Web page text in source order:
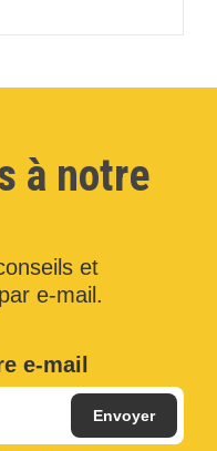
à notre
et
e-mail.
e-mail